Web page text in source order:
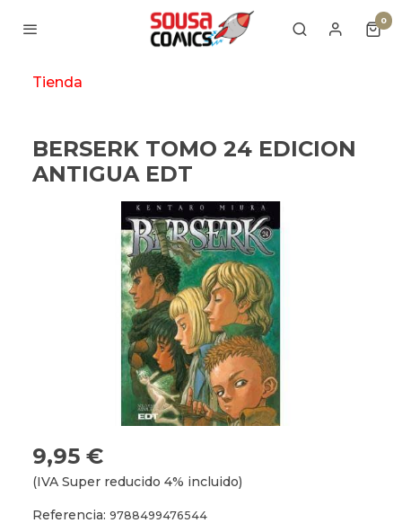
0
Tienda
BERSERK TOMO 24 EDICION
ANTIGUA EDT
9,95 €
(IVA Super reducido 4% incluido)
Referencia: 9788499476544